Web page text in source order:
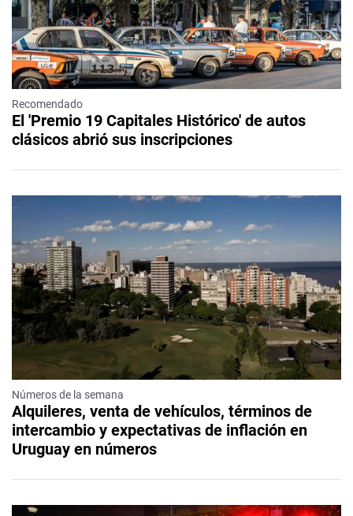
Recomendado
El 'Premio 19 Capitales Histórico' de autos
clásicos abrió sus inscripciones
Números de la semana
Alquileres, venta de vehículos, términos de
intercambio y expectativas de inflación en
Uruguay en números